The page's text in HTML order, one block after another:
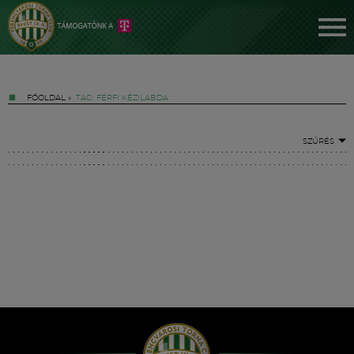
FŐOLDAL » TAG: FÉRFI KÉZILABDA
SZŰRÉS
Hírek